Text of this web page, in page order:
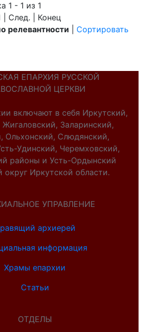
1 - 1 из 1
| След. | Конец
релевантности
Сортировать
ЕПАРХИЯ РУССКОЙ
ЦЕРКВИ
включают в себя Иркутский,
Жигаловский, Заларинский,
Ольхонский, Слюдянский,
Удинский, Черемховский,
районы и Усть-Ордынский
округ Иркутской области.
УПРАВЛЕНИЕ
архиерей
информация
Храмы епархии
Статьи
ОТДЕЛЫ